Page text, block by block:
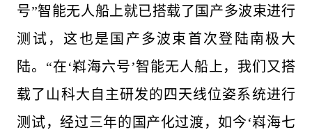
号”智能无人船上就已搭载了国产多波束进行
测试，这也是国产多波束首次登陆南极大
陆。“在‘嵙海六号’智能无人船上，我们又搭
载了山科大自主研发的四天线位姿系统进行
测试，经过三年的国产化过渡，如今‘嵙海七